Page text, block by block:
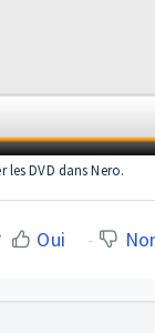
DVD dans Nero.
Oui